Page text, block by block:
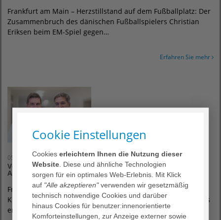
Frankfurt am Main – Herzstillstand auf dem Fußballplatz: Der
Zusammenbruch des dänischen Fußballspielers Christian
Eriksen beim EM-Spiel gegen…
Erfahren Sie mehr
05. Juli 2021
Versorgung auf höchstem Niveau: Darmkrebszentrum am
AGAPLESION MARKUSKRANKENHAUS zertifiziert
Frankfurt am Main – Darmkrebs ist eine der häufigsten
Krebserkrankungen in Deutschland. Je früher der Darmkrebs
erkannt wird, desto besser sind…
Cookie Einstellungen
Cookieserleichtern Ihnen die Nutzung dieser
Website . Diese und ähnliche Technologien
sorgen für ein optimales Web-Erlebnis. Mit Klick
auf "Alle akzeptieren"verwenden wir gesetzmäßig
technisch notwendige Cookies und darüber
hinaus Cookies für benutzer:innenorientierte
Komforteinstellungen, zur Anzeige externer sowie